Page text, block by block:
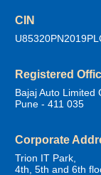
CIN
Registered
Bajaj Auto Limited
Pune - 411 035
Corporate
Trion IT Park,
4th, 5th and 6th